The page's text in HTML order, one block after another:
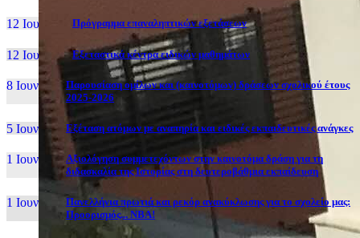
12 Ιουν, 26 Πρόγραμμα επαναληπτικών εξετάσεων
12 Ιουν, 26 Εξεταστικά κέντρα ειδικών μαθημάτων
8 Ιουν, 26
Παρουσίαση ομίλων και (καινοτόμων) δράσεων σχολικού έτους
2025-2026
5 Ιουν, 26 Εξέταση ατόμων με αναπηρία και ειδικές εκπαιδευτικές ανάγκες
1 Ιουν, 26
Αξιολόγηση συμμετεχόντων στην καινοτόμα δράση για τη
διδασκαλία της Ιστορίας στη δευτεροβάθμια εκπαίδευση
1 Ιουν, 26
Πανελλήνια πρωτιά και ρεκόρ ανακύκλωσης για το σχολείο μας:
Προορισμός... NBA!